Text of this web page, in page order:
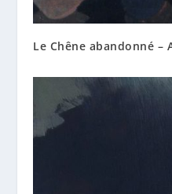
Le Chêne abandonné –